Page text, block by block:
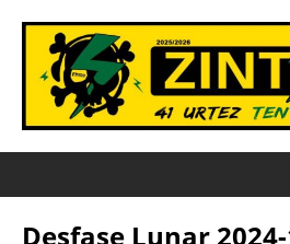
Desfase Lunar